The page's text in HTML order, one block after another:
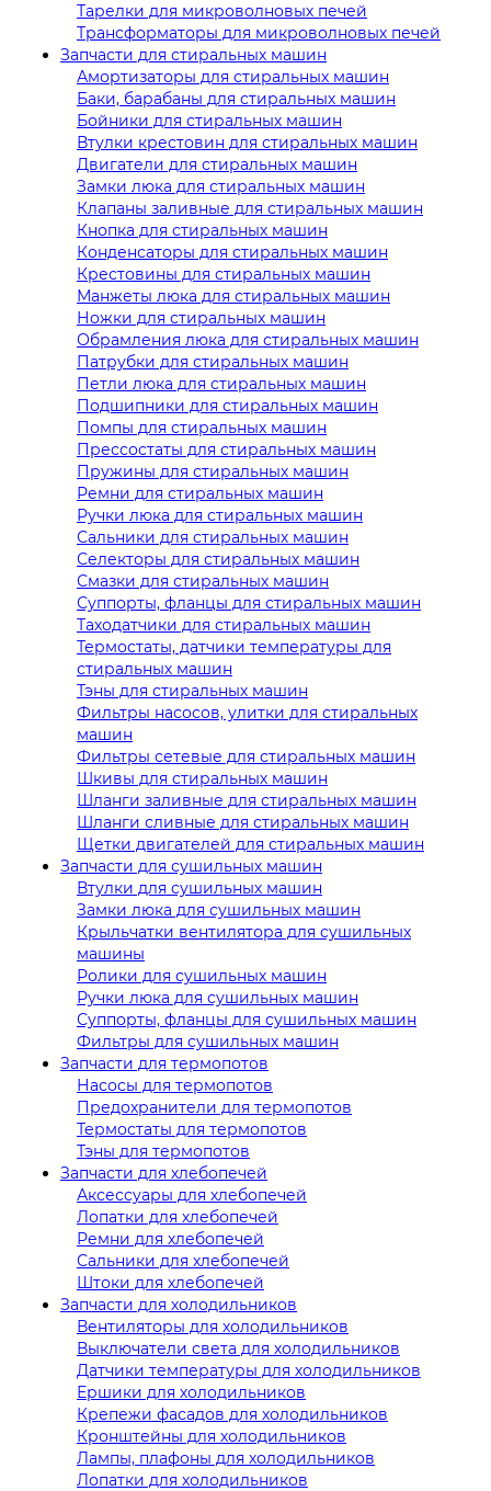
Тарелки для микроволновых печей
Трансформаторы для микроволновых печей
Запчасти для стиральных машин
Амортизаторы для стиральных машин
Баки, барабаны для стиральных машин
Бойники для стиральных машин
Втулки крестовин для стиральных машин
Двигатели для стиральных машин
Замки люка для стиральных машин
Клапаны заливные для стиральных машин
Кнопка для стиральных машин
Конденсаторы для стиральных машин
Крестовины для стиральных машин
Манжеты люка для стиральных машин
Ножки для стиральных машин
Обрамления люка для стиральных машин
Патрубки для стиральных машин
Петли люка для стиральных машин
Подшипники для стиральных машин
Помпы для стиральных машин
Прессостаты для стиральных машин
Пружины для стиральных машин
Ремни для стиральных машин
Ручки люка для стиральных машин
Сальники для стиральных машин
Селекторы для стиральных машин
Смазки для стиральных машин
Суппорты, фланцы для стиральных машин
Таходатчики для стиральных машин
Термостаты, датчики температуры для
стиральных машин
Тэны для стиральных машин
Фильтры насосов, улитки для стиральных
машин
Фильтры сетевые для стиральных машин
Шкивы для стиральных машин
Шланги заливные для стиральных машин
Шланги сливные для стиральных машин
Щетки двигателей для стиральных машин
Запчасти для сушильных машин
Втулки для сушильных машин
Замки люка для сушильных машин
Крыльчатки вентилятора для сушильных
машины
Ролики для сушильных машин
Ручки люка для сушильных машин
Суппорты, фланцы для сушильных машин
Фильтры для сушильных машин
Запчасти для термопотов
Насосы для термопотов
Предохранители для термопотов
Термостаты для термопотов
Тэны для термопотов
Запчасти для хлебопечей
Аксессуары для хлебопечей
Лопатки для хлебопечей
Ремни для хлебопечей
Сальники для хлебопечей
Штоки для хлебопечей
Запчасти для холодильников
Вентиляторы для холодильников
Выключатели света для холодильников
Датчики температуры для холодильников
Ершики для холодильников
Крепежи фасадов для холодильников
Кронштейны для холодильников
Лампы, плафоны для холодильников
Лопатки для холодильников